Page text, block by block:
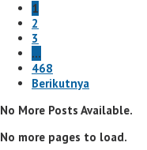
1
2
3
…
468
Berikutnya
No More Posts Available.
No more pages to load.